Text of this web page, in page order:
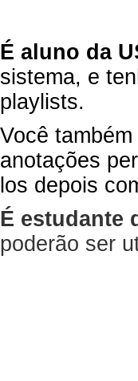
É aluno da
sistema, e
playlists.
Você
anotações
los depois
É estudante
poderão ser